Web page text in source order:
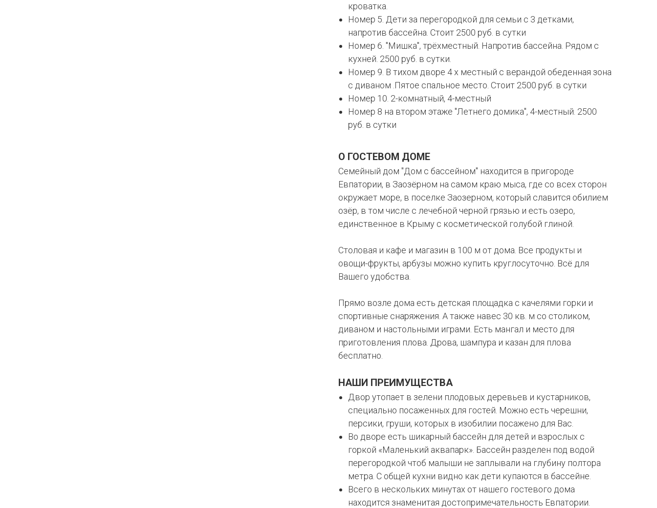
кроватка.
Номер 5. Дети за перегородкой для семьи с 3 детками,
напротив бассейна. Стоит 2500 руб. в сутки
Номер 6. "Мишка", трёхместный. Напротив бассейна. Рядом с
кухней. 2500 руб. в сутки.
Номер 9. В тихом дворе 4 х местный с верандой обеденная зона
с диваном .Пятое спальное место. Стоит 2500 руб. в сутки
Номер 10. 2-комнатный, 4-местный
Номер 8 на втором этаже "Летнего домика", 4-местный. 2500
руб. в сутки
О ГОСТЕВОМ ДОМЕ
Семейный дом "Дом с бассейном" находится в пригороде
Евпатории, в Заозёрном на самом краю мыса, где со всех сторон
окружает море, в поселке Заозерном, который славится обилием
озёр, в том числе с лечебной черной грязью и есть озеро,
единственное в Крыму с косметической голубой глиной.
Столовая и кафе и магазин в 100 м от дома. Все продукты и
овощи-фрукты, арбузы можно купить круглосуточно. Всё для
Вашего удобства.
Прямо возле дома есть детская площадка с качелями горки и
спортивные снаряжения. А также навес 30 кв. м со столиком,
диваном и настольными играми. Есть мангал и место для
приготовления плова. Дрова, шампура и казан для плова
бесплатно.
НАШИ ПРЕИМУЩЕСТВА
Двор утопает в зелени плодовых деревьев и кустарников,
специально посаженных для гостей. Можно есть черешни,
персики, груши, которых в изобилии посажено для Вас.
Во дворе есть шикарный бассейн для детей и взрослых с
горкой «Маленький аквапарк». Бассейн разделен под водой
перегородкой чтоб малыши не заплывали на глубину полтора
метра. С общей кухни видно как дети купаются в бассейне.
Всего в нескольких минутах от нашего гостевого дома
находится знаменитая достопримечательность Евпатории.